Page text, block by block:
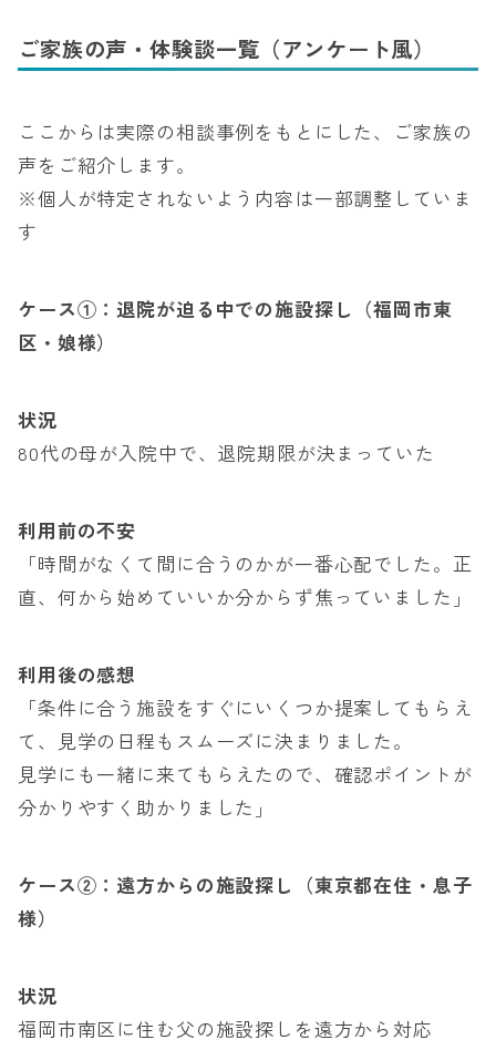
ご家族の声・体験談一覧（アンケート風）
ここからは実際の相談事例をもとにした、ご家族の
声をご紹介します。
※個人が特定されないよう内容は一部調整していま
す
ケース①：退院が迫る中での施設探し（福岡市東
区・娘様）
状況
80代の母が入院中で、退院期限が決まっていた
利用前の不安
「時間がなくて間に合うのかが一番心配でした。正
直、何から始めていいか分からず焦っていました」
利用後の感想
「条件に合う施設をすぐにいくつか提案してもらえ
て、見学の日程もスムーズに決まりました。
見学にも一緒に来てもらえたので、確認ポイントが
分かりやすく助かりました」
ケース②：遠方からの施設探し（東京都在住・息子
様）
状況
福岡市南区に住む父の施設探しを遠方から対応